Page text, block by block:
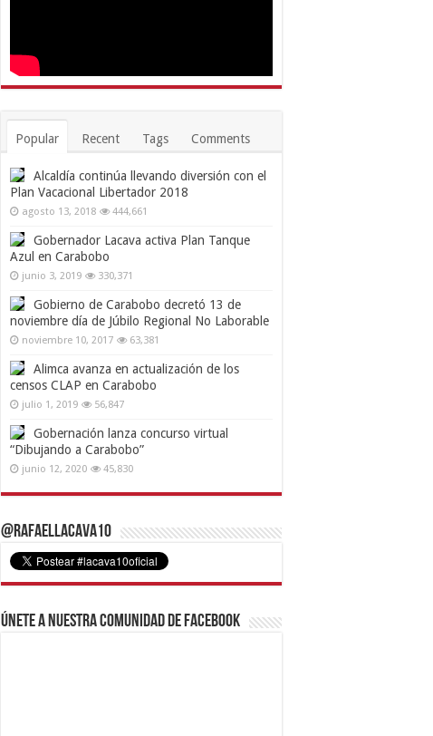
Popular Recent Tags Comments
Alcaldía continúa llevando diversión con el
Plan Vacacional Libertador 2018
agosto 13, 2018 444,661
Gobernador Lacava activa Plan Tanque
Azul en Carabobo
junio 3, 2019 330,371
Gobierno de Carabobo decretó 13 de
noviembre día de Júbilo Regional No Laborable
noviembre 10, 2017 63,381
Alimca avanza en actualización de los
censos CLAP en Carabobo
julio 1, 2019 56,847
Gobernación lanza concurso virtual
“Dibujando a Carabobo”
junio 12, 2020 45,830
@RafaelLacava10
Únete a nuestra comunidad de Facebook